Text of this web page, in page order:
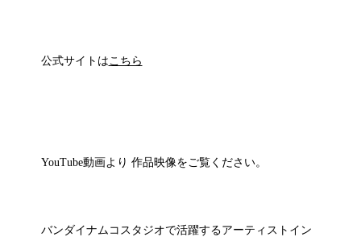
公式サイトはこちら
YouTube動画より 作品映像をご覧ください。
バンダイナムコスタジオで活躍するアーティストイン